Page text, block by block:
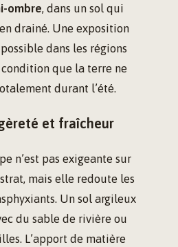
ombre, dans un sol qui
drainé. Une exposition
dans les régions
que la terre ne
durant l’été.
et fraîcheur
n’est pas exigeante sur
mais elle redoute les
Un sol argileux
du sable de rivière ou
L’apport de matière